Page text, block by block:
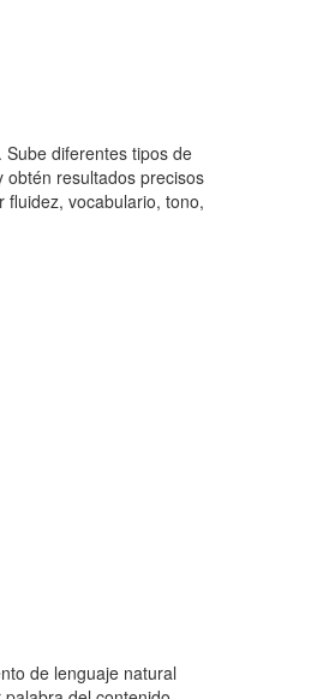
diferentes tipos de
resultados precisos
fluidez, vocabulario, tono,
de lenguaje natural